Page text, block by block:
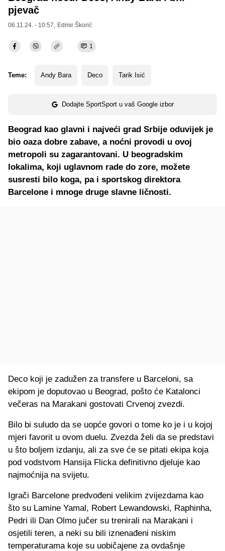
pjevač
06.11.24. - 10:57, Edmir Škorić
1
Teme: Andy Bara Deco Tarik Isić
Dodajte SportSport u vaš Google izbor
Beograd kao glavni i najveći grad Srbije oduvijek je
bio oaza dobre zabave, a noćni provodi u ovoj
metropoli su zagarantovani. U beogradskim
lokalima, koji uglavnom rade do zore, možete
susresti bilo koga, pa i sportskog direktora
Barcelone i mnoge druge slavne ličnosti.
Deco koji je zadužen za transfere u Barceloni, sa
ekipom je doputovao u Beograd, pošto će Katalonci
večeras na Marakani gostovati Crvenoj zvezdi.
Bilo bi suludo da se uopće govori o tome ko je i u kojoj
mjeri favorit u ovom duelu. Zvezda želi da se predstavi
u što boljem izdanju, ali za sve će se pitati ekipa koja
pod vodstvom Hansija Flicka definitivno djeluje kao
najmoćnija na svijetu.
Igrači Barcelone predvođeni velikim zvijezdama kao
što su Lamine Yamal, Robert Lewandowski, Raphinha,
Pedri ili Dan Olmo jučer su trenirali na Marakani i
osjetili teren, a neki su bili iznenađeni niskim
temperaturama koje su uobičajene za ovdašnje